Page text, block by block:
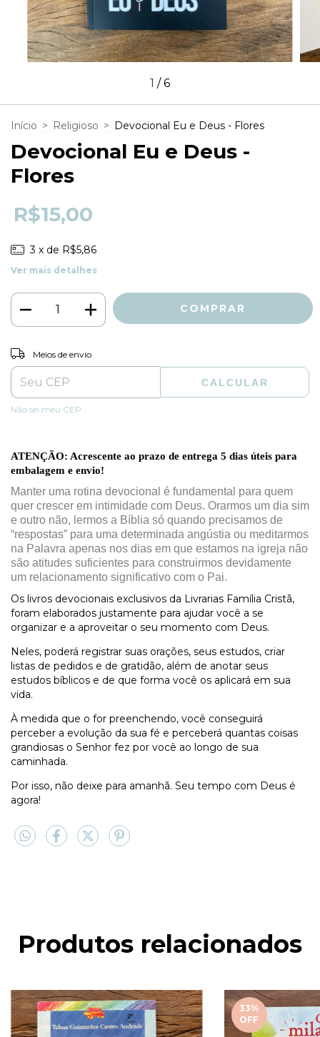
1 /6
Início > Religioso > Devocional Eu e Deus - Flores
Devocional Eu e Deus -
Flores
R$15,00
3 x de R$5,86
Ver mais detalhes
Entregas para o CEP:
Meios de envio
CALCULAR
Não sei meu CEP
ATENÇÃO: Acrescente ao prazo de entrega 5 dias úteis para
embalagem e envio!
Manter uma rotina devocional é fundamental para quem
quer crescer em intimidade com Deus. Orarmos um dia sim
e outro não, lermos a Bíblia só quando precisamos de
“respostas” para uma determinada angústia ou meditarmos
na Palavra apenas nos dias em que estamos na igreja não
são atitudes suficientes para construirmos devidamente
um relacionamento significativo com o Pai.
Os livros devocionais exclusivos da Livrarias Família Cristã,
foram elaborados justamente para ajudar você a se
organizar e a aproveitar o seu momento com Deus.
Neles, poderá registrar suas orações, seus estudos, criar
listas de pedidos e de gratidão, além de anotar seus
estudos bíblicos e de que forma você os aplicará em sua
vida.
À medida que o for preenchendo, você conseguirá
perceber a evolução da sua fé e perceberá quantas coisas
grandiosas o Senhor fez por você ao longo de sua
caminhada.
Por isso, não deixe para amanhã. Seu tempo com Deus é
agora!
Produtos relacionados
33%
OFF